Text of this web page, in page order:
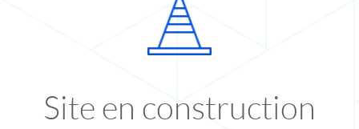
Site en construction